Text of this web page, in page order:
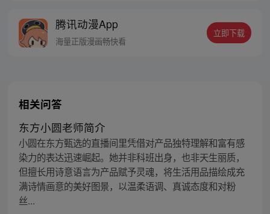
人…六十年后，他再次破石而出，背负着守
护族人的希望和信念打败了妖怪大道的霸
腾讯动漫App
海量正版漫画畅快看
立即下载
相关问答
东方小圆老师简介
小圆在东方甄选的直播间里凭借对产品独特理解和富有感
染力的表达迅速崛起。她并非科班出身，也非天生丽质，
但擅长用诗意语言为产品赋予灵魂，将生活用品描绘成充
满诗情画意的美好图景，以温柔语调、真诚态度和对粉
丝...